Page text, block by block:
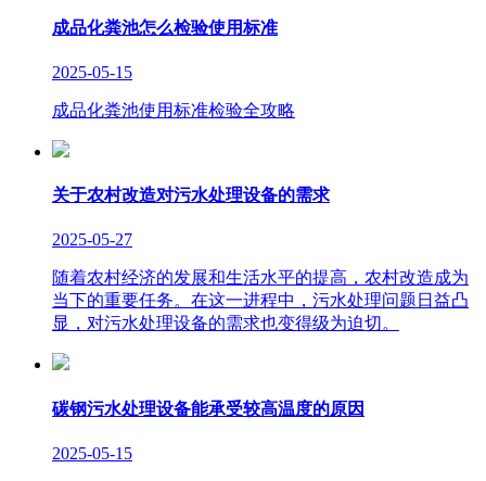
成品化粪池怎么检验使用标准
2025-05-15
成品化粪池使用标准检验全攻略
关于农村改造对污水处理设备的需求
2025-05-27
随着农村经济的发展和生活水平的提高，农村改造成为
当下的重要任务。在这一进程中，污水处理问题日益凸
显，对污水处理设备的需求也变得级为迫切。
碳钢污水处理设备能承受较高温度的原因
2025-05-15